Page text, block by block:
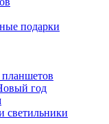
подарки
год
светильники